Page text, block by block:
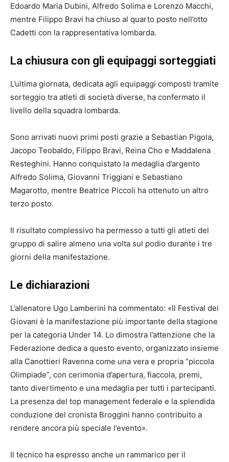
Edoardo Maria Dubini, Alfredo Solima e Lorenzo Macchi,
mentre Filippo Bravi ha chiuso al quarto posto nell’otto
Cadetti con la rappresentativa lombarda.
La chiusura con gli equipaggi sorteggiati
L’ultima giornata, dedicata agli equipaggi composti tramite
sorteggio tra atleti di società diverse, ha confermato il
livello della squadra lombarda.
Sono arrivati nuovi primi posti grazie a Sebastian Pigola,
Jacopo Teobaldo, Filippo Bravi, Reina Cho e Maddalena
Resteghini. Hanno conquistato la medaglia d’argento
Alfredo Solima, Giovanni Triggiani e Sebastiano
Magarotto, mentre Beatrice Piccoli ha ottenuto un altro
terzo posto.
Il risultato complessivo ha permesso a tutti gli atleti del
gruppo di salire almeno una volta sul podio durante i tre
giorni della manifestazione.
Le dichiarazioni
L’allenatore Ugo Lamberini ha commentato: «Il Festival dei
Giovani è la manifestazione più importante della stagione
per la categoria Under 14. Lo dimostra l’attenzione che la
Federazione dedica a questo evento, organizzato insieme
alla Canottieri Ravenna come una vera e propria “piccola
Olimpiade”, con cerimonia d’apertura, fiaccola, premi,
tanto divertimento e una medaglia per tutti i partecipanti.
La presenza del top management federale e la splendida
conduzione del cronista Broggini hanno contribuito a
rendere ancora più speciale l’evento».
Il tecnico ha espresso anche un rammarico per il